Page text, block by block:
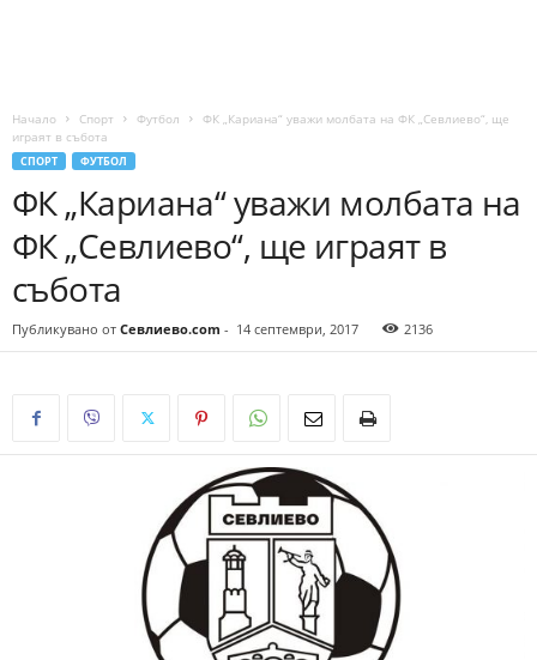
Начало Спорт Футбол
ФК „Кариана“ уважи молбата на ФК „Севлиево“, ще
играят в събота
СПОРТ ФУТБОЛ
ФК „Кариана“ уважи молбата на
ФК „Севлиево“, ще играят в
събота
Публикувано от Севлиево.com - 14 септември, 2017 2136